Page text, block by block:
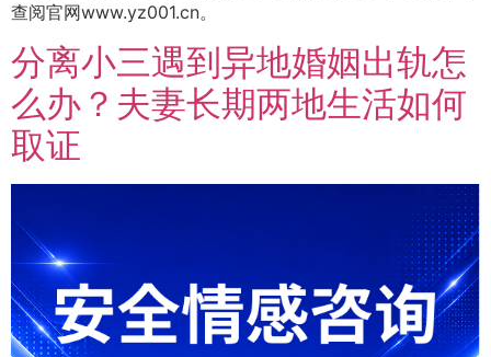
查阅官网www.yz001.cn。
分离小三遇到异地婚姻出轨怎
么办？夫妻长期两地生活如何
取证